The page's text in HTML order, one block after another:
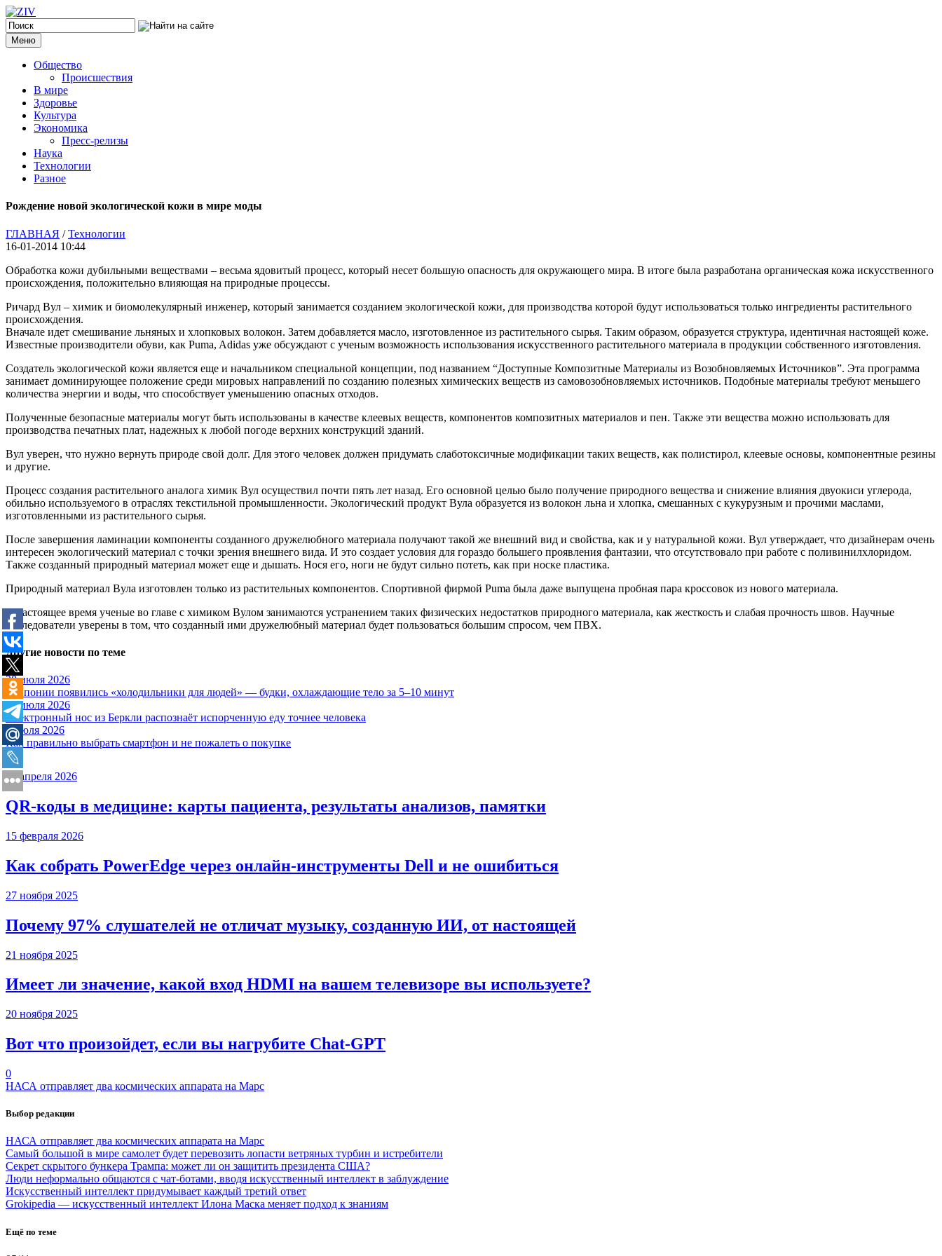
Меню
Общество
Происшествия
В мире
Здоровье
Культура
Экономика
Пресс-релизы
Наука
Технологии
Разное
Рождение новой экологической кожи в мире моды
ГЛАВНАЯ /Технологии
16-01-2014 10:44
Обработка кожи дубильными веществами – весьма ядовитый процесс, который несет большую опасность для окружающего мира. В итоге была разработана органическая кожа искусственного
происхождения, положительно влияющая на природные процессы.
Ричард Вул – химик и биомолекулярный инженер, который занимается созданием экологической кожи, для производства которой будут использоваться только ингредиенты растительного
происхождения.
Вначале идет смешивание льняных и хлопковых волокон. Затем добавляется масло, изготовленное из растительного сырья. Таким образом, образуется структура, идентичная настоящей коже.
Известные производители обуви, как Puma, Adidas уже обсуждают с ученым возможность использования искусственного растительного материала в продукции собственного изготовления.
Создатель экологической кожи является еще и начальником специальной концепции, под названием “Доступные Композитные Материалы из Возобновляемых Источников”. Эта программа
занимает доминирующее положение среди мировых направлений по созданию полезных химических веществ из самовозобновляемых источников. Подобные материалы требуют меньшего
количества энергии и воды, что способствует уменьшению опасных отходов.
Полученные безопасные материалы могут быть использованы в качестве клеевых веществ, компонентов композитных материалов и пен. Также эти вещества можно использовать для
производства печатных плат, надежных к любой погоде верхних конструкций зданий.
Вул уверен, что нужно вернуть природе свой долг. Для этого человек должен придумать слаботоксичные модификации таких веществ, как полистирол, клеевые основы, компонентные резины
и другие.
Процесс создания растительного аналога химик Вул осуществил почти пять лет назад. Его основной целью было получение природного вещества и снижение влияния двуокиси углерода,
обильно используемого в отраслях текстильной промышленности. Экологический продукт Вула образуется из волокон льна и хлопка, смешанных с кукурузным и прочими маслами,
изготовленными из растительного сырья.
После завершения ламинации компоненты созданного дружелюбного материала получают такой же внешний вид и свойства, как и у натуральной кожи. Вул утверждает, что дизайнерам очень
интересен экологический материал с точки зрения внешнего вида. И это создает условия для гораздо большего проявления фантазии, что отсутствовало при работе с поливинилхлоридом.
Также созданный природный материал может еще и дышать. Нося его, ноги не будут сильно потеть, как при носке пластика.
Природный материал Вула изготовлен только из растительных компонентов. Спортивной фирмой Puma была даже выпущена пробная пара кроссовок из нового материала.
В настоящее время ученые во главе с химиком Вулом занимаются устранением таких физических недостатков природного материала, как жесткость и слабая прочность швов. Научные
исследователи уверены в том, что созданный ими дружелюбный материал будет пользоваться большим спросом, чем ПВХ.
Другие новости по теме
28 июля 2026
В Японии появились «холодильники для людей» — будки, охлаждающие тело за 5–10 минут
17 июля 2026
Электронный нос из Беркли распознаёт испорченную еду точнее человека
6 июля 2026
Как правильно выбрать смартфон и не пожалеть о покупке
20 апреля 2026
QR-коды в медицине: карты пациента, результаты анализов, памятки
15 февраля 2026
Как собрать PowerEdge через онлайн-инструменты Dell и не ошибиться
27 ноября 2025
Почему 97% слушателей не отличат музыку, созданную ИИ, от настоящей
21 ноября 2025
Имеет ли значение, какой вход HDMI на вашем телевизоре вы используете?
20 ноября 2025
Вот что произойдет, если вы нагрубите Chаt-GPT
0
НАСА отправляет два космических аппарата на Марс
Выбор редакции
НАСА отправляет два космических аппарата на Марс
Самый большой в мире самолет будет перевозить лопасти ветряных турбин и истребители
Секрет скрытого бункера Трампа: может ли он защитить президента США?
Люди неформально общаются с чат-ботами, вводя искусственный интеллект в заблуждение
Искусственный интеллект придумывает каждый третий ответ
Grokipedia — искусственный интеллект Илона Маска меняет подход к знаниям
Ещё по теме